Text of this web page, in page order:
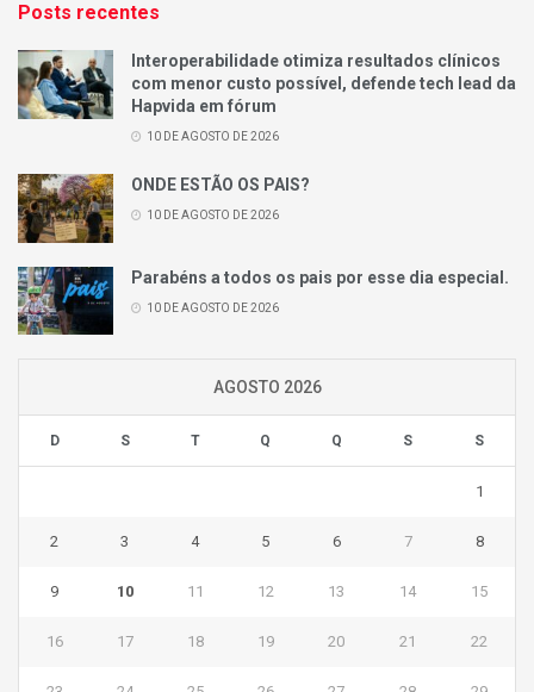
Posts recentes
Interoperabilidade otimiza resultados clínicos
com menor custo possível, defende tech lead da
Hapvida em fórum
10 DE AGOSTO DE 2026
ONDE ESTÃO OS PAIS?
10 DE AGOSTO DE 2026
Parabéns a todos os pais por esse dia especial.
10 DE AGOSTO DE 2026
AGOSTO 2026
D S T Q Q S S
1
2 3 4 5 6 7 8
9 10 11 12 13 14 15
16 17 18 19 20 21 22